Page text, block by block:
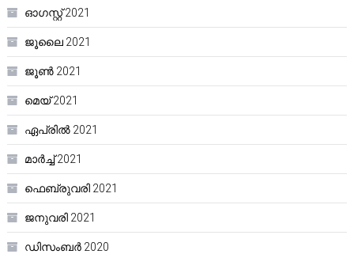
ഓഗസ്റ്റ്‌ 2021
ജൂലൈ 2021
ജൂൺ 2021
മെയ്‌ 2021
ഏപ്രിൽ 2021
മാർച്ച്‌ 2021
ഫെബ്രുവരി 2021
ജനുവരി 2021
ഡിസംബർ 2020